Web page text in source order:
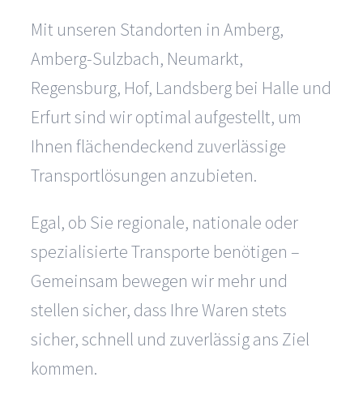
Mit unseren Standorten in Amberg,
Amberg-Sulzbach, Neumarkt,
Regensburg, Hof, Landsberg bei Halle und
Erfurt sind wir optimal aufgestellt, um
Ihnen flächendeckend zuverlässige
Transportlösungen anzubieten.
Egal, ob Sie regionale, nationale oder
spezialisierte Transporte benötigen –
Gemeinsam bewegen wir mehr und
stellen sicher, dass Ihre Waren stets
sicher, schnell und zuverlässig ans Ziel
kommen.